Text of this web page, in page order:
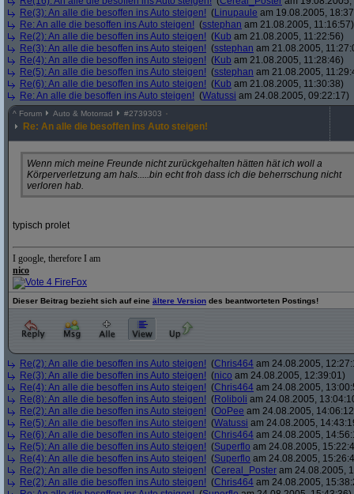
Re(3): An alle die besoffen ins Auto steigen! (Linupaule am 19.08.2005,
Re: An alle die besoffen ins Auto steigen! (sstephan am 21.08.2005, 11:16:57)
Re(2): An alle die besoffen ins Auto steigen! (Kub am 21.08.2005, 11:22:56)
Re(3): An alle die besoffen ins Auto steigen! (sstephan am 21.08.2005,
Re(4): An alle die besoffen ins Auto steigen! (Kub am 21.08.2005, 11:28:46)
Re(5): An alle die besoffen ins Auto steigen! (sstephan am 21.08.2005,
Re(6): An alle die besoffen ins Auto steigen! (Kub am 21.08.2005, 11:30:38)
Re: An alle die besoffen ins Auto steigen! (Watussi am 24.08.2005, 09:22:17)
^ Forum Auto & Motorrad #2739303
Re: An alle die besoffen ins Auto steigen!
Wenn mich meine Freunde nicht zurückgehalten hätten hät ich woll a
Körperverletzung am hals.....bin echt froh dass ich die beherrschung nicht
verloren hab.
typisch prolet
I google, therefore I am
nico
Dieser Beitrag bezieht sich auf eine ältere Version des beantworteten Postings!
Re(2): An alle die besoffen ins Auto steigen! (Chris464 am 24.08.2005,
Re(3): An alle die besoffen ins Auto steigen! (nico am 24.08.2005, 12:39:01)
Re(4): An alle die besoffen ins Auto steigen! (Chris464 am 24.08.2005,
Re(8): An alle die besoffen ins Auto steigen! (Roliboli am 24.08.2005,
Re(2): An alle die besoffen ins Auto steigen! (OoPee am 24.08.2005,
Re(5): An alle die besoffen ins Auto steigen! (Watussi am 24.08.2005,
Re(6): An alle die besoffen ins Auto steigen! (Chris464 am 24.08.2005,
Re(5): An alle die besoffen ins Auto steigen! (Superflo am 24.08.2005,
Re(4): An alle die besoffen ins Auto steigen! (Superflo am 24.08.2005,
Re(2): An alle die besoffen ins Auto steigen! (Cereal_Poster am 24.08.2005,
Re(2): An alle die besoffen ins Auto steigen! (Chris464 am 24.08.2005,